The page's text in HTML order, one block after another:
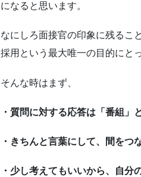
になると思います。
なにしろ面接官の印象に残ること
採用という最大唯一の目的にと
そんな時はまず、
・質問に対する応答は「番組」
・きちんと言葉にして、間をつ
・少し考えてもいいから、自分